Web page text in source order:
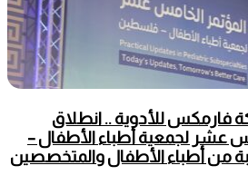
فارمكس للأدوية .. انطلاق
عشر لجمعية أطباء الأطفال –
من أطباء الأطفال والمتخصصين